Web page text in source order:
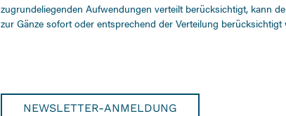
zugrundeliegenden Aufwendungen verteilt berücksichtigt, kann
zur Gänze sofort oder entsprechend der Verteilung berücksichtigt
NEWSLETTER-ANMELDUNG